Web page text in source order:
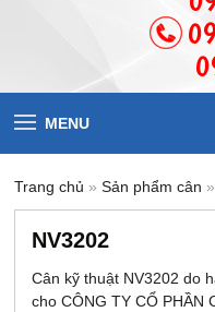
MENU
Trang chủ »Sản phẩm cân »
NV3202
Cân kỹ thuật NV3202 do
cho CÔNG TY CỔ PHẦN